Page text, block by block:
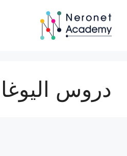
المحتوى
دروس اليوغا